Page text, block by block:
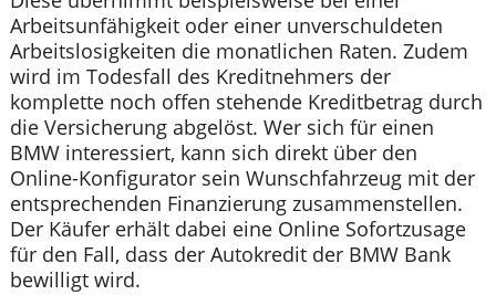
Arbeitsunfähigkeit oder einer unverschuldeten
Arbeitslosigkeiten die monatlichen Raten. Zudem
wird im Todesfall des Kreditnehmers der
komplette noch offen stehende Kreditbetrag durch
die Versicherung abgelöst. Wer sich für einen
BMW interessiert, kann sich direkt über den
Online-Konfigurator sein Wunschfahrzeug mit der
entsprechenden Finanzierung zusammenstellen.
Der Käufer erhält dabei eine Online Sofortzusage
für den Fall, dass der Autokredit der BMW Bank
bewilligt wird.